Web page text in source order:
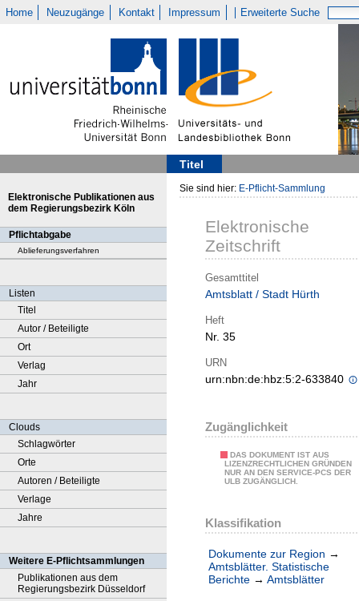
Home Neuzugänge Kontakt Impressum Erweiterte Suche
Titel
Elektronische Publikationen aus
dem Regierungsbezirk Köln
Pflichtabgabe
Ablieferungsverfahren
Listen
Titel
Autor / Beteiligte
Ort
Verlag
Jahr
Clouds
Schlagwörter
Orte
Autoren / Beteiligte
Verlage
Jahre
Weitere E-Pflichtsammlungen
Publikationen aus dem
Regierungsbezirk Düsseldorf
Sie sind hier: E-Pflicht-Sammlung
Elektronische
Zeitschrift
Gesamttitel
Amtsblatt / Stadt Hürth
Heft
Nr. 35
URN
urn:nbn:de:hbz:5:2-633840
Zugänglichkeit
DAS DOKUMENT IST AUS
LIZENZRECHTLICHEN GRÜNDEN
NUR AN DEN SERVICE-PCS DER
ULB ZUGÄNGLICH.
Klassifikation
Dokumente zur Region →
Amtsblätter. Statistische
Berichte → Amtsblätter